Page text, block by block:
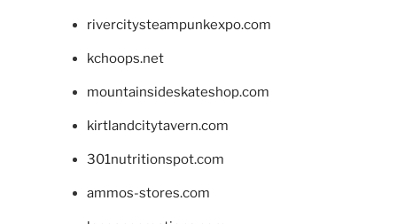
rivercitysteampunkexpo.com
kchoops.net
mountainsideskateshop.com
kirtlandcitytavern.com
301nutritionspot.com
ammos-stores.com